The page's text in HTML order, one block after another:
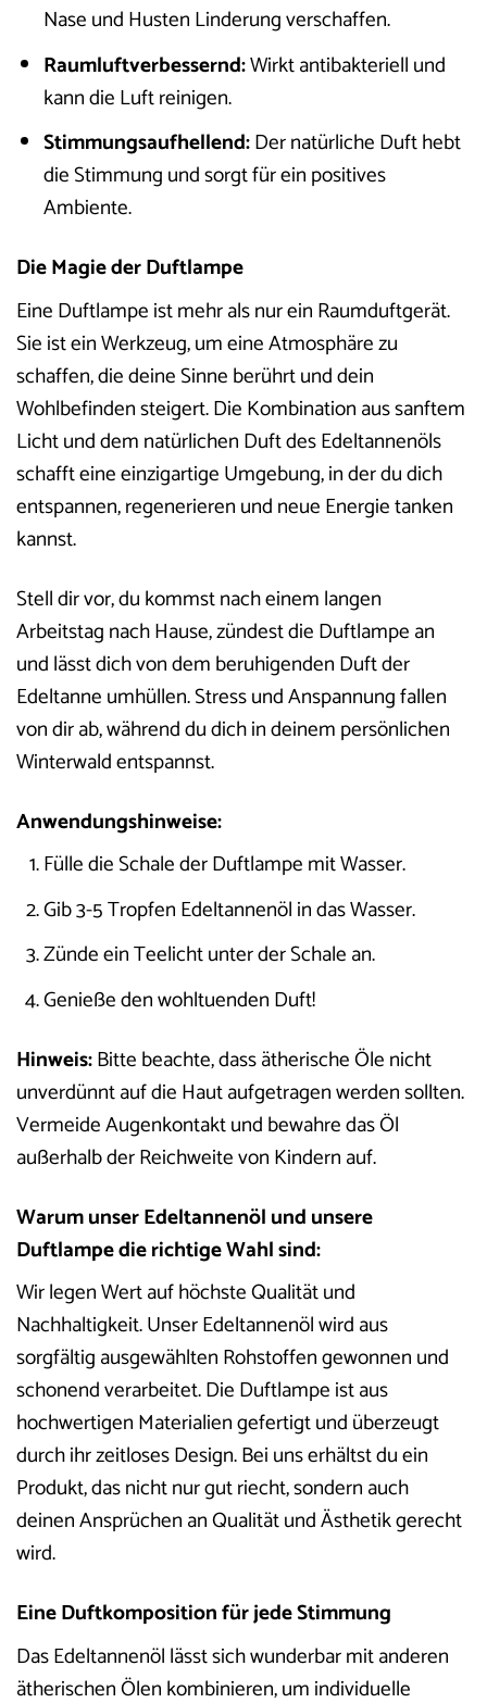
Nase und Husten Linderung verschaffen.
Raumluftverbessernd:Wirkt antibakteriell und
kann die Luft reinigen.
Stimmungsaufhellend:Der natürliche Duft hebt
die Stimmung und sorgt für ein positives
Ambiente.
Die Magie der Duftlampe
Eine Duftlampe ist mehr als nur ein Raumduftgerät.
Sie ist ein Werkzeug, um eine Atmosphäre zu
schaffen, die deine Sinne berührt und dein
Wohlbefinden steigert. Die Kombination aus sanftem
Licht und dem natürlichen Duft des Edeltannenöls
schafft eine einzigartige Umgebung, in der du dich
entspannen, regenerieren und neue Energie tanken
kannst.
Stell dir vor, du kommst nach einem langen
Arbeitstag nach Hause, zündest die Duftlampe an
und lässt dich von dem beruhigenden Duft der
Edeltanne umhüllen. Stress und Anspannung fallen
von dir ab, während du dich in deinem persönlichen
Winterwald entspannst.
Anwendungshinweise:
Fülle die Schale der Duftlampe mit Wasser.
Gib 3-5 Tropfen Edeltannenöl in das Wasser.
Zünde ein Teelicht unter der Schale an.
Genieße den wohltuenden Duft!
Hinweis:Bitte beachte, dass ätherische Öle nicht
unverdünnt auf die Haut aufgetragen werden sollten.
Vermeide Augenkontakt und bewahre das Öl
außerhalb der Reichweite von Kindern auf.
Warum unser Edeltannenöl und unsere
Duftlampe die richtige Wahl sind:
Wir legen Wert auf höchste Qualität und
Nachhaltigkeit. Unser Edeltannenöl wird aus
sorgfältig ausgewählten Rohstoffen gewonnen und
schonend verarbeitet. Die Duftlampe ist aus
hochwertigen Materialien gefertigt und überzeugt
durch ihr zeitloses Design. Bei uns erhältst du ein
Produkt, das nicht nur gut riecht, sondern auch
deinen Ansprüchen an Qualität und Ästhetik gerecht
wird.
Eine Duftkomposition für jede Stimmung
Das Edeltannenöl lässt sich wunderbar mit anderen
ätherischen Ölen kombinieren, um individuelle